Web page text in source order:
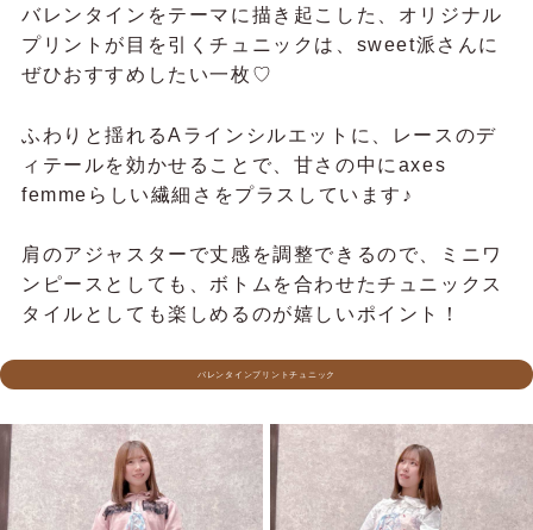
バレンタインをテーマに描き起こした、オリジナル
プリントが目を引くチュニックは、sweet派さんに
ぜひおすすめしたい一枚♡
ふわりと揺れるAラインシルエットに、レースのデ
ィテールを効かせることで、甘さの中にaxes
femmeらしい繊細さをプラスしています♪
肩のアジャスターで丈感を調整できるので、ミニワ
ンピースとしても、ボトムを合わせたチュニックス
タイルとしても楽しめるのが嬉しいポイント！
バレンタインプリントチュニック